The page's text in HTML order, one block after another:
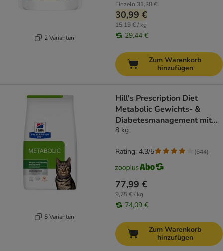
2 Varianten
Einzeln 31,38 €
30,99 €
15,19 € / kg
29,44 €
Zum Warenkorb
hinzufügen
5 Varianten
Hill's Prescription Diet
Metabolic Gewichts- &
Diabetesmanagement mit
Huhn
8 kg
77,99 €
9,75 € / kg
74,09 €
Rating: 4.3/5 (644)
Zum Warenkorb
hinzufügen